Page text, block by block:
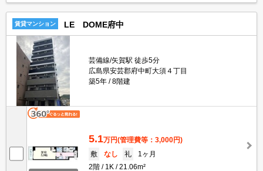
賃貸マンション LE DOME府中
芸備線/矢賀駅 徒歩5分
広島県安芸郡府中町大須４丁目
築5年
8階建
5.1万円(管理費等：3,000円)
敷
なし 礼
1ヶ月
2階
1K 21.06m²